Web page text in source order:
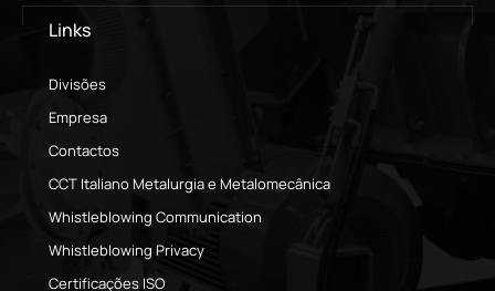
Links
Divisões
Empresa
Contactos
CCT Italiano Metalurgia e Metalomecânica
Whistleblowing Communication
Whistleblowing Privacy
Certificações ISO